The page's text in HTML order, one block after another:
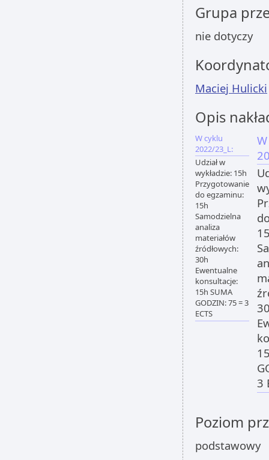
Grupa
nie dotyczy
Maciej Hulicki
Opis
W cyklu
2022/23_L:
Udział w
wykładzie: 15h
Przygotowanie
do egzaminu:
15h
Samodzielna
analiza
materiałów
źródłowych:
30h
Ewentualne
konsultacje:
15h SUMA
GODZIN: 75 = 3
ECTS
3
Poziom
podstawowy